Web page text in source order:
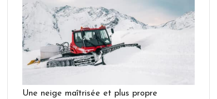
Une neige maîtrisée et plus propre